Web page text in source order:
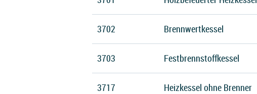
3702 Brennwertkessel
3703 Festbrennstoffkessel
3717 Heizkessel ohne Brenner